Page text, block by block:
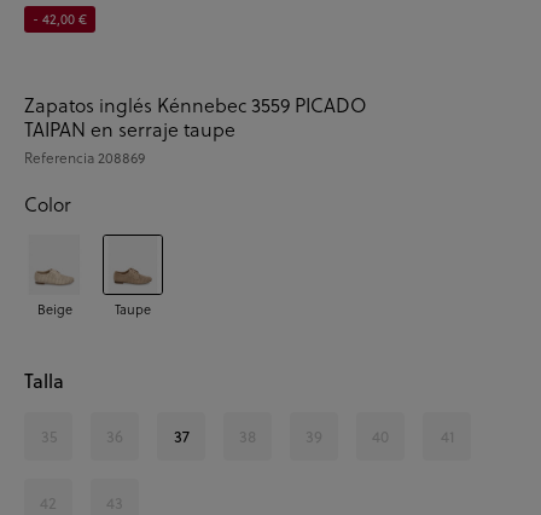
- 42,00 €
Zapatos inglés Kénnebec 3559 PICADO
TAIPAN en serraje taupe
Referencia208869
Color
Beige Taupe
Talla
35 36 37 38 39 40 41
42 43